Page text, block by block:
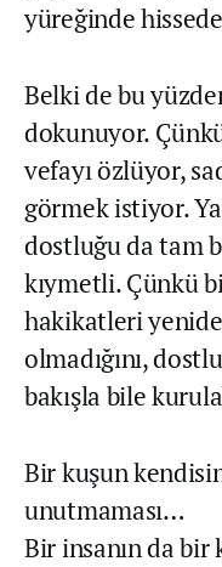
yüreğinde
Belki de bu
dokunuyor.
vefayı özlüyor,
görmek istiyor.
dostluğu da tam
kıymetli. Çünkü
hakikatleri
olmadığını,
bakışla bile
Bir kuşun
unutmaması…
Bir insanın da bir